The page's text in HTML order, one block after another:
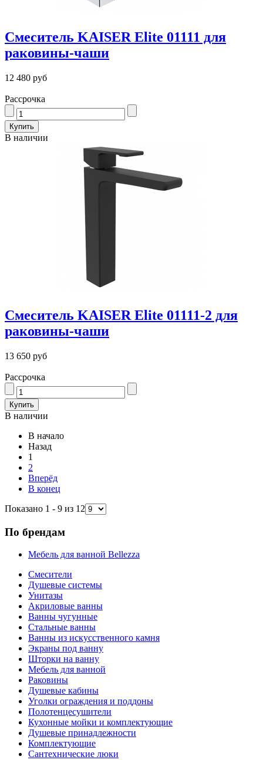
Смеситель KAISER Elite 01111 для
раковины-чаши
12 480 руб
Рассрочка
В наличии
Смеситель KAISER Elite 01111-2 для
раковины-чаши
13 650 руб
Рассрочка
В наличии
В начало
Назад
1
2
Вперёд
В конец
Показано 1 - 9 из 12
По брендам
Мебель для ванной Bellezza
Смесители
Душевые системы
Унитазы
Акриловые ванны
Ванны чугунные
Стальные ванны
Ванны из искусственного камня
Экраны под ванну
Шторки на ванну
Мебель для ванной
Раковины
Душевые кабины
Уголки ограждения и поддоны
Полотенцесушители
Кухонные мойки и комплектующие
Душевые принадлежности
Комплектующие
Сантехнические люки